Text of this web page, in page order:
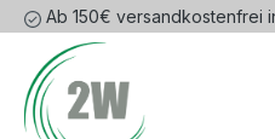
Hauptinhalt springen
Zur Suche springen
Zur Hauptnavigation
Ab 150€ versandkostenfrei